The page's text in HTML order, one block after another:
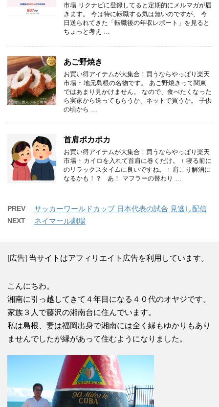
市場 リクナビに登録してると定期的にメルマガが届
きます。 今は特に転職する気は無いのですが、 今
日送られてきた「転職後の年収レポート」を見ると
ちょっと考え …
あご野焼き
お買い得アイテムが大集合！買うならやっぱり楽天
市場 ↑ 地元島根の名物です。 あご野焼きって関東
ではあまり見かけません。 なので、食べたくなった
ら実家から送ってもらうか、ネットで買うか。 子供
の頃から …
首肩ポカポカ
お買い得アイテムが大集合！買うならやっぱり楽天
市場 ↑ カイロを入れて首肩に巻くだけ。 ↑ 寝る前に
のリラックスタイムに良いですね。 ↑ 肩こり解消に
なるかも！？ あ！ マフラーの替わり …
PREV サッカーワールドカップ 日本代表の試合 見逃し配信
NEXT ネイマール劇場
[広告] 当サイトはアフィリエイト広告を利用しています。
こんにちわ。
湘南に引っ越してきて４年目になる４０代のオヤジです。
家族３人で藤沢の湘南台に住んでいます。
私は島根、妻は福岡出身で湘南には全く縁もゆかりもあり
ませんでしたが縁があって住むようになりました。